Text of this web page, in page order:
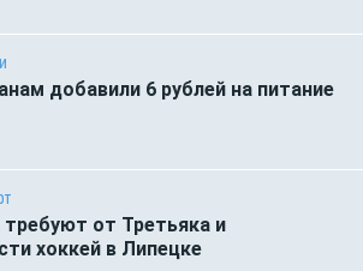
добавили 6 рублей на питание
от Третьяка и
хоккей в Липецке